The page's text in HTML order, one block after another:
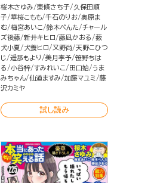
2024夏
桜木さゆみ 東條さち子
久保田順
子 華桜こもも 千石のりお 奥原ま
む 梅宮あいこ 鈴木ぺんた
チャール
ズ後藤 新井キヒロ 藤凪かおる
薮
犬小夏
犬養ヒロ 又野尚
天野こひつ
じ
遥那もより 美月李予 笹野ちは
る
小谷梓 すみれいこ 田口始
うま
みちゃん 仙道ますみ 加藤マユミ
藤
沢カミヤ
試し読み